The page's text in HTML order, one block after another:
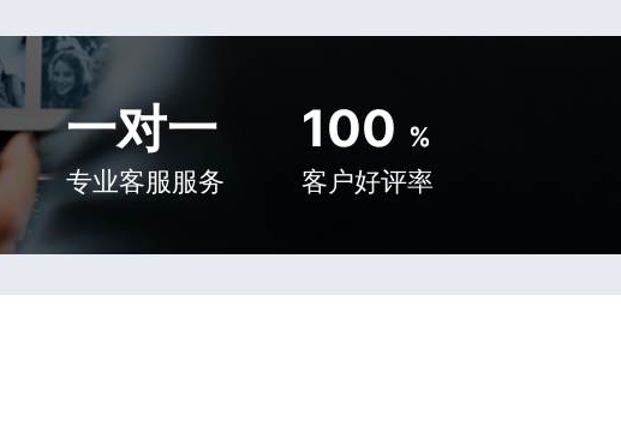
一对一
专业客服服务
100 %
客户好评率